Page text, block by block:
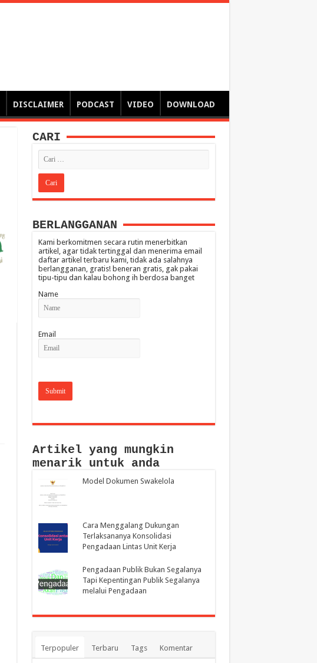
DISCLAIMER PODCAST VIDEO DOWNLOAD
CARI
BERLANGGANAN
Kami berkomitmen secara rutin menerbitkan
artikel, agar tidak tertinggal dan menerima email
daftar artikel terbaru kami, tidak ada salahnya
berlangganan, gratis! beneran gratis, gak pakai
tipu-tipu dan kalau bohong ih berdosa banget
Name
Email
Artikel yang mungkin
menarik untuk anda
Model Dokumen Swakelola
Cara Menggalang Dukungan
Terlaksananya Konsolidasi
Pengadaan Lintas Unit Kerja
Pengadaan Publik Bukan Segalanya
Tapi Kepentingan Publik Segalanya
melalui Pengadaan
Terpopuler Terbaru Tags Komentar